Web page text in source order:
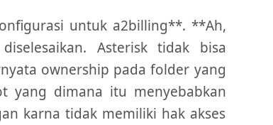
untuk a2billing**. **Ah,
Asterisk tidak bisa
ownership pada folder yang
yang dimana itu menyebabkan
karna tidak memiliki hak akses